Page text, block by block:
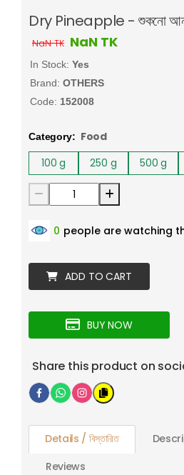
Dry Pineapple - শুকনো
NaNTK NaN TK
In Stock: Yes
Brand: OTHERS
Code: 152008
Category: Food
100 g 250 g 500 g
0 people are watching
ADD TO CART
BUY NOW
Share this product on
Details / বিস্তারিত
Reviews